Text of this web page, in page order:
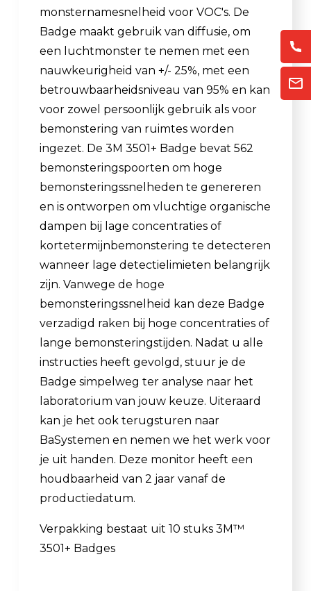
monsternamesnelheid voor VOC's. De
Badge maakt gebruik van diffusie, om
een luchtmonster te nemen met een
nauwkeurigheid van +/- 25%, met een
betrouwbaarheidsniveau van 95% en kan
voor zowel persoonlijk gebruik als voor
bemonstering van ruimtes worden
ingezet. De 3M 3501+ Badge bevat 562
bemonsteringspoorten om hoge
bemonsteringssnelheden te genereren
en is ontworpen om vluchtige organische
dampen bij lage concentraties of
kortetermijnbemonstering te detecteren
wanneer lage detectielimieten belangrijk
zijn. Vanwege de hoge
bemonsteringssnelheid kan deze Badge
verzadigd raken bij hoge concentraties of
lange bemonsteringstijden. Nadat u alle
instructies heeft gevolgd, stuur je de
Badge simpelweg ter analyse naar het
laboratorium van jouw keuze. Uiteraard
kan je het ook terugsturen naar
BaSystemen en nemen we het werk voor
je uit handen. Deze monitor heeft een
houdbaarheid van 2 jaar vanaf de
productiedatum.
Verpakking bestaat uit 10 stuks 3M™
3501+ Badges